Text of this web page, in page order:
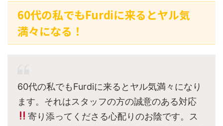
60代の私でもFurdiに来るとヤル気
満々になる！
60代の私でもFurdiに来るとヤル気満々になり
ます。それはスタッフの方の誠意のある対応
寄り添ってくださる心配りのお陰です。ス